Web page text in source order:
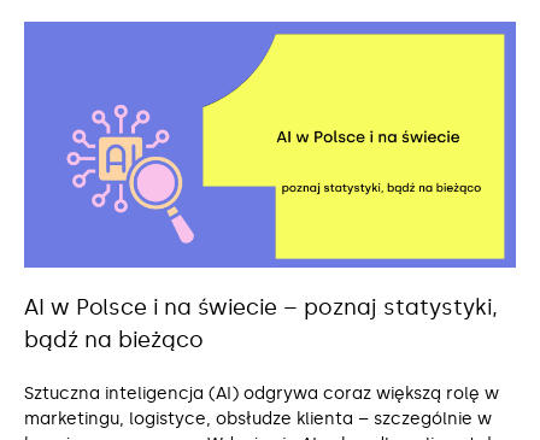
AI w Polsce i na świecie – poznaj statystyki,
bądź na bieżąco
Sztuczna inteligencja (AI) odgrywa coraz większą rolę w
marketingu, logistyce, obsłudze klienta – szczególnie w